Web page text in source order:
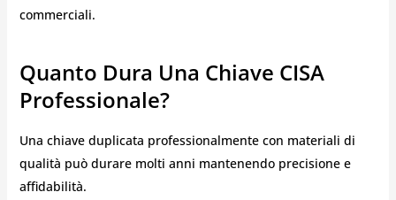
commerciali.
Quanto Dura Una Chiave CISA
Professionale?
Una chiave duplicata professionalmente con materiali di
qualità può durare molti anni mantenendo precisione e
affidabilità.